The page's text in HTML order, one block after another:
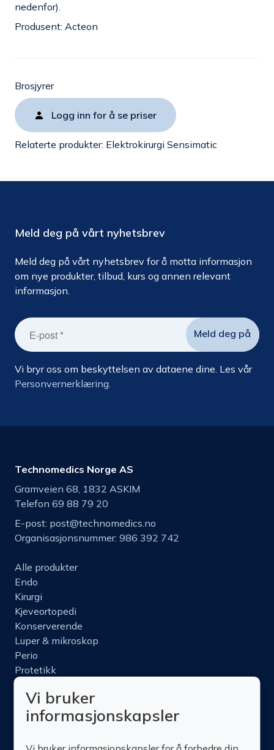
nedenfor).
Produsent: Acteon
Brosjyrer
Logg inn for å se priser
Relaterte produkter: Elektrokirurgi Sensimatic
Meld deg på vårt nyhetsbrev
Meld deg på vårt nyhetsbrev for å motta informasjon
om nye produkter, tilbud, kurs og annen relevant
informasjon.
Vi bryr oss om beskyttelsen av dataene dine. Les vår
Personvernerklæring.
Technomedics Norge AS
Gramveien 68, 1832 ASKIM
Telefon 69 88 79 20
E-post: post@technomedics.no
Organisasjonsnummer: 986 392 742
Alle produkter
Endo
Kirurgi
Kjeveortopedi
Konserverende
Luper & mikroskop
Perio
Protetikk
Nettbutikk
Produktinfo
Vi bruker
informasjonskapsler